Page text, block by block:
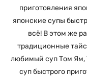
приготовления
японские супы
всё! В этом же
традиционные
любимый суп Том Ям,
суп быстрого